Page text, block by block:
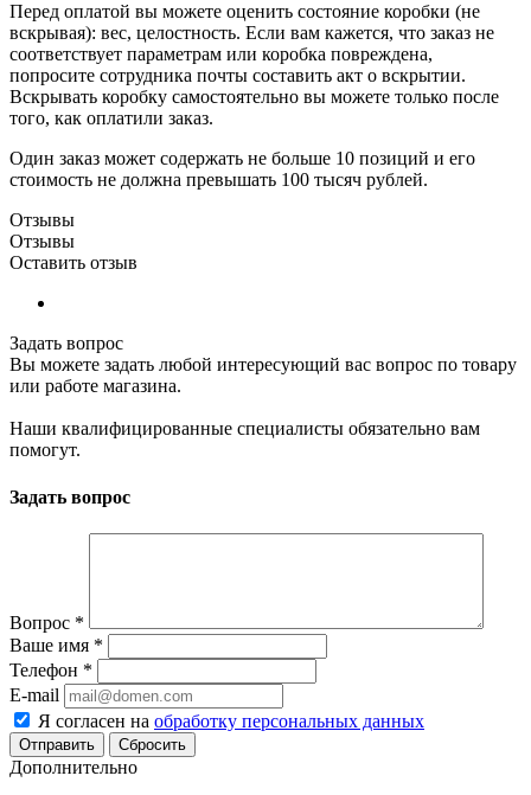
Перед оплатой вы можете оценить состояние коробки (не
вскрывая): вес, целостность. Если вам кажется, что заказ не
соответствует параметрам или коробка повреждена,
попросите сотрудника почты составить акт о вскрытии.
Вскрывать коробку самостоятельно вы можете только после
того, как оплатили заказ.
Один заказ может содержать не больше 10 позиций и его
стоимость не должна превышать 100 тысяч рублей.
Отзывы
Отзывы
Оставить отзыв
Задать вопрос
Вы можете задать любой интересующий вас вопрос по товару
или работе магазина.
Наши квалифицированные специалисты обязательно вам
помогут.
Задать вопрос
Вопрос *
Ваше имя *
Телефон *
E-mail
Я согласен на обработку персональных данных
Сбросить
Дополнительно